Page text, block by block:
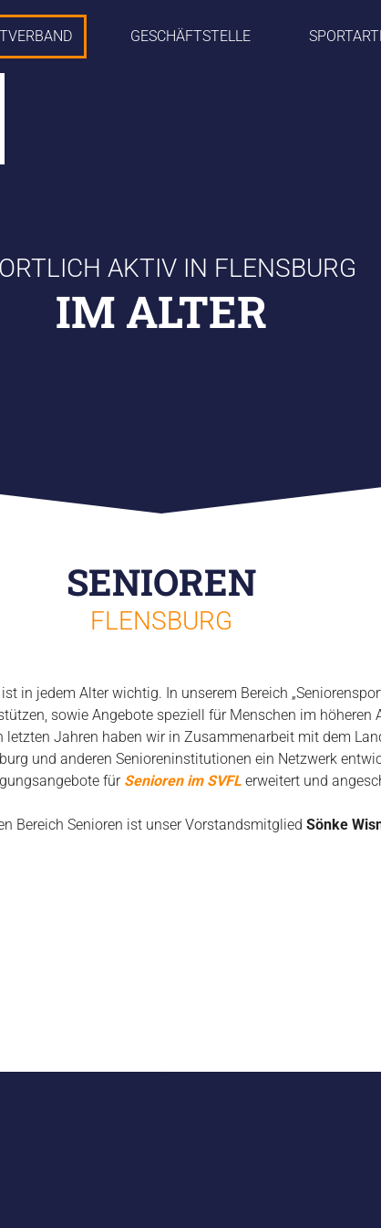
GESCHÄFTSTELLE
AKTIV IN FLENSBURG
IM ALTER
SENIOREN
FLENSBURG
in jedem Alter wichtig. In unserem Bereich
sowie Angebote speziell für Menschen im höheren
letzten Jahren haben wir in Zusammenarbeit mit dem
und anderen Senioreninstitutionen ein Netzwerk
für Senioren im SVFLerweitert und
Bereich Senioren ist unser Vorstandsmitglied Sönke